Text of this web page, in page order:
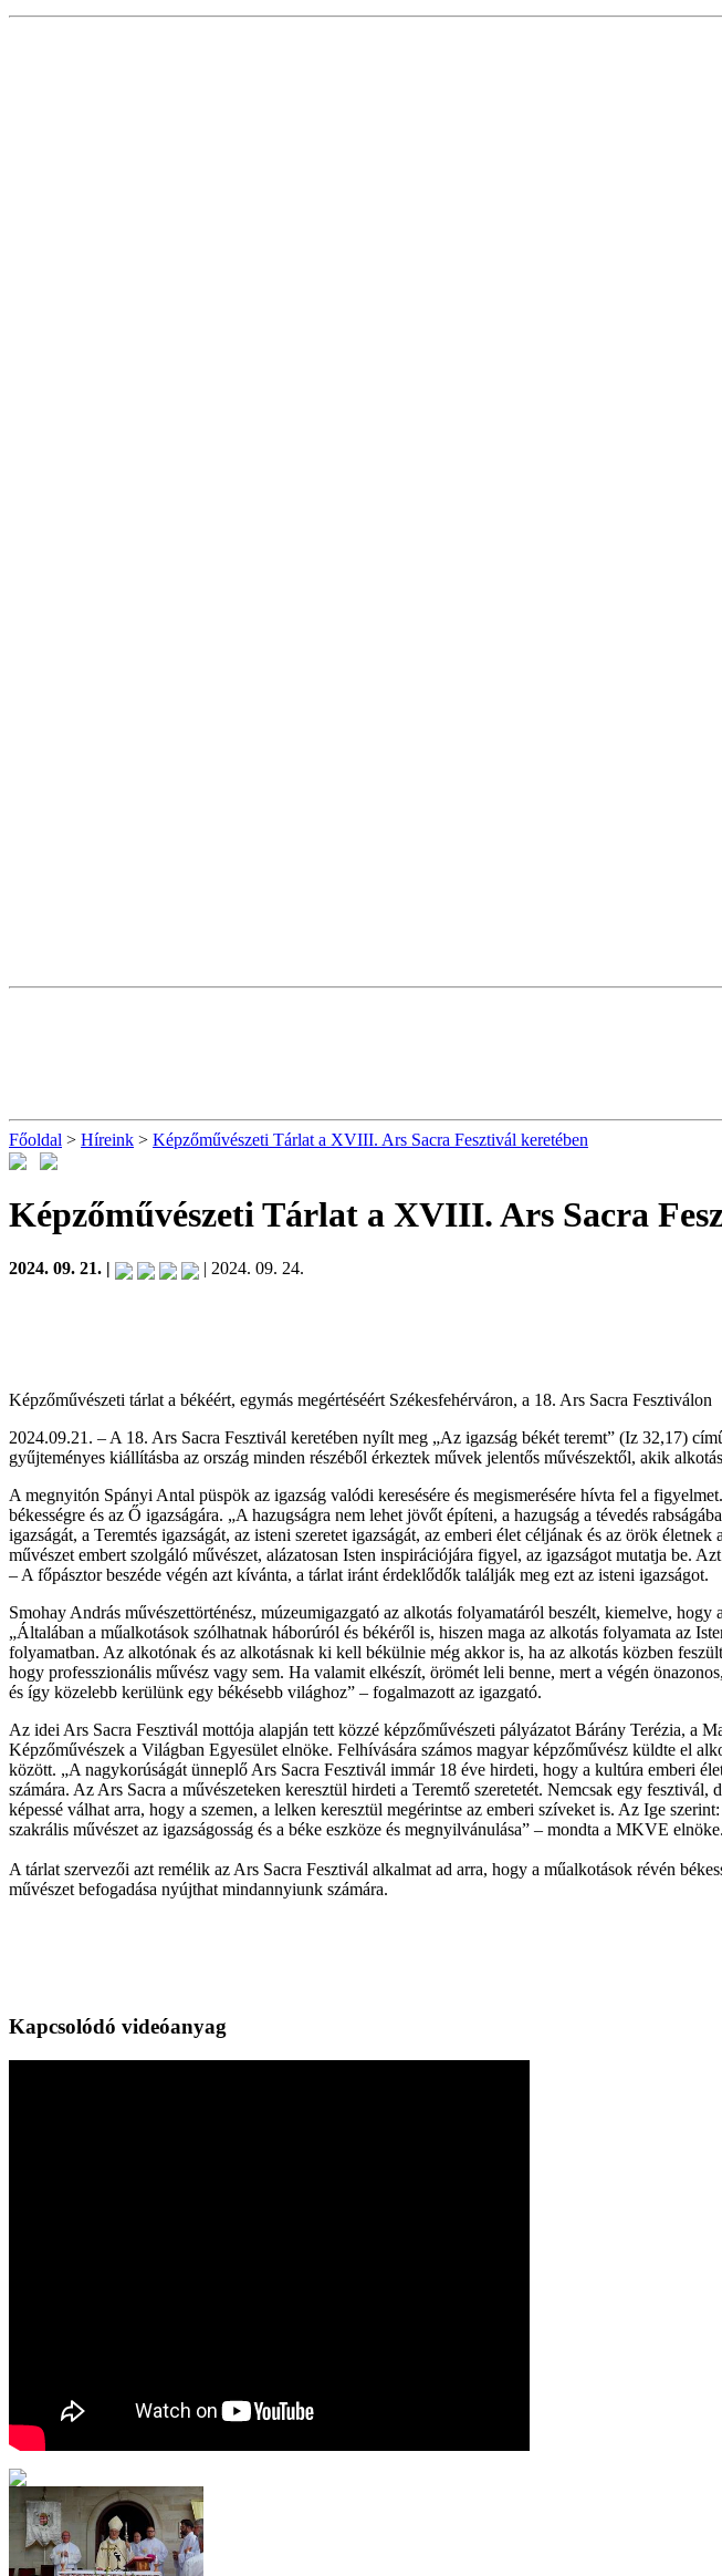
Főoldal > Híreink > Képzőművészeti Tárlat a XVIII. Ars Sacra Fesztivál keretében
Képzőművészeti Tárlat a XVIII. Ars Sacra
2024. 09. 21. | | 2024. 09. 24.
Képzőművészeti tárlat a békéért, egymás megértéséért Székesfehérváron, a 18. Ars Sacra Fesztiválon
2024.09.21. – A 18. Ars Sacra Fesztivál keretében nyílt meg „Az igazság békét teremt” (Iz 32,17)
gyűjteményes kiállításba az ország minden részéből érkeztek művek jelentős művészektől, akik
A megnyitón Spányi Antal püspök az igazság valódi keresésére és megismerésére hívta fel a
békességre és az Ő igazságára. „A hazugságra nem lehet jövőt építeni, a hazugság a tévedés
igazságát, a Teremtés igazságát, az isteni szeretet igazságát, az emberi élet céljának és az örök
művészet embert szolgáló művészet, alázatosan Isten inspirációjára figyel, az igazságot mutatja be.
– A főpásztor beszéde végén azt kívánta, a tárlat iránt érdeklődők találják meg ezt az isteni igazságot.
Smohay András művészettörténész, múzeumigazgató az alkotás folyamatáról beszélt, kiemelve,
„Általában a műalkotások szólhatnak háborúról és békéről is, hiszen maga az alkotás folyamata az
folyamatban. Az alkotónak és az alkotásnak ki kell békülnie még akkor is, ha az alkotás közben
hogy professzionális művész vagy sem. Ha valamit elkészít, örömét leli benne, mert a végén
és így közelebb kerülünk egy békésebb világhoz” – fogalmazott az igazgató.
Az idei Ars Sacra Fesztivál mottója alapján tett közzé képzőművészeti pályázatot Bárány Terézia, a
Képzőművészek a Világban Egyesület elnöke. Felhívására számos magyar képzőművész küldte el
között. „A nagykorúságát ünneplő Ars Sacra Fesztivál immár 18 éve hirdeti, hogy a kultúra emberi
számára. Az Ars Sacra a művészeteken keresztül hirdeti a Teremtő szeretetét. Nemcsak egy
képessé válhat arra, hogy a szemen, a lelken keresztül megérintse az emberi szíveket is. Az Ige
szakrális művészet az igazságosság és a béke eszköze és megnyilvánulása” – mondta a MKVE elnöke.
A tárlat szervezői azt remélik az Ars Sacra Fesztivál alkalmat ad arra, hogy a műalkotások révén
művészet befogadása nyújthat mindannyiunk számára.
Kapcsolódó videóanyag